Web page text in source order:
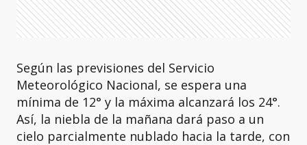
Según las previsiones del Servicio
Meteorológico Nacional, se espera una
mínima de 12° y la máxima alcanzará los 24°.
Así, la niebla de la mañana dará paso a un
cielo parcialmente nublado hacia la tarde, con